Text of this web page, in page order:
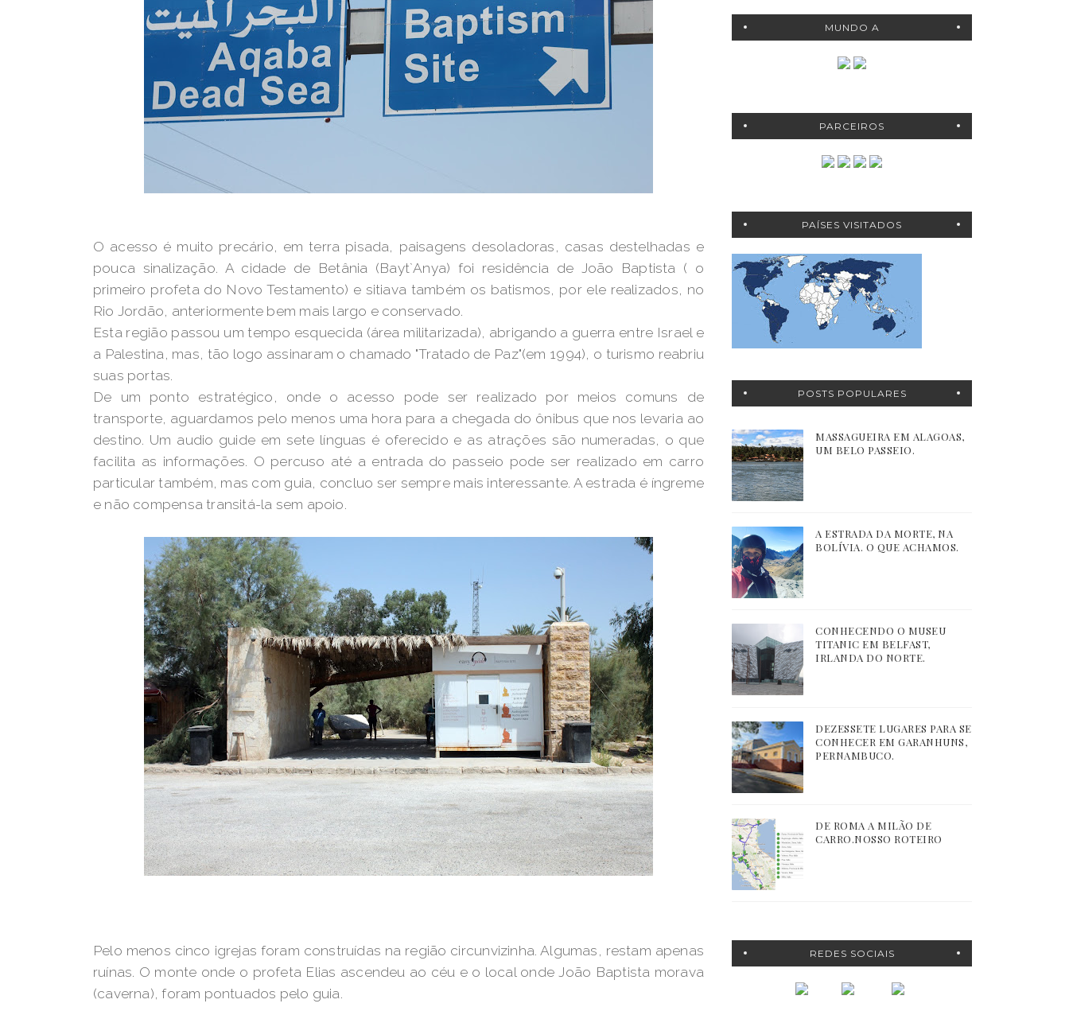
O acesso é muito precário, em terra pisada, paisagens desoladoras, casas destelhadas e
pouca sinalização. A cidade de Betânia (Bayt`Anya) foi residência de João Baptista ( o
primeiro profeta do Novo Testamento) e sitiava também os batismos, por ele realizados, no
Rio Jordão, anteriormente bem mais largo e conservado.
Esta região passou um tempo esquecida (área militarizada), abrigando a guerra entre Israel e
a Palestina, mas, tão logo assinaram o chamado "Tratado de Paz"(em 1994), o turismo reabriu
suas portas.
De um ponto estratégico, onde o acesso pode ser realizado por meios comuns de
transporte, aguardamos pelo menos uma hora para a chegada do ônibus que nos levaria ao
destino. Um audio guide em sete línguas é oferecido e as atrações são numeradas, o que
facilita as informações. O percuso até a entrada do passeio pode ser realizado em carro
particular também, mas com guia, concluo ser sempre mais interessante. A estrada é íngreme
e não compensa transitá-la sem apoio.
Pelo menos cinco igrejas foram construídas na região circunvizinha. Algumas, restam apenas
ruínas. O monte onde o profeta Elias ascendeu ao céu e o local onde João Baptista morava
(caverna), foram pontuados pelo guia.
MUNDO A
PARCEIROS
PAÍSES VISITADOS
POSTS POPULARES
MASSAGUEIRA EM ALAGOAS,
UM BELO PASSEIO.
A ESTRADA DA MORTE, NA
BOLÍVIA. O QUE ACHAMOS.
CONHECENDO O MUSEU
TITANIC EM BELFAST,
IRLANDA DO NORTE.
DEZESSETE LUGARES PARA SE
CONHECER EM GARANHUNS,
PERNAMBUCO.
DE ROMA A MILÃO DE
CARRO.NOSSO ROTEIRO
REDES SOCIAIS